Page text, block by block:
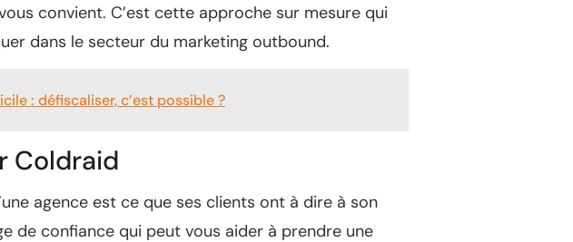
convient. C’est cette approche sur mesure qui
dans le secteur du marketing outbound.
: défiscaliser, c’est possible ?
Coldraid
agence est ce que ses clients ont à dire à son
de confiance qui peut vous aider à prendre une